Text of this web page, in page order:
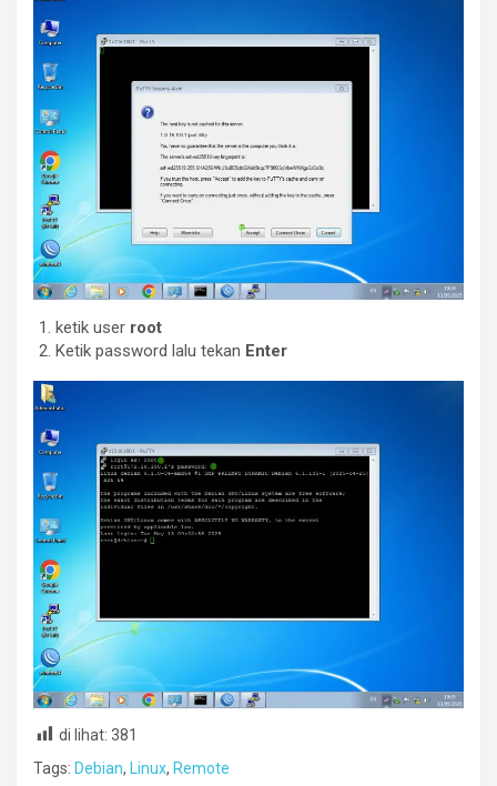
ketik user root
Ketik password lalu tekan Enter
di lihat: 381
Tags: Debian, Linux, Remote